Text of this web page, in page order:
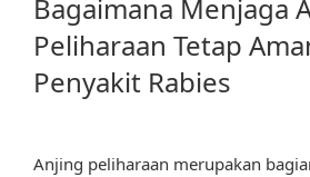
Bagaimana Menjaga
Peliharaan Tetap
Penyakit Rabies
Anjing peliharaan merupakan